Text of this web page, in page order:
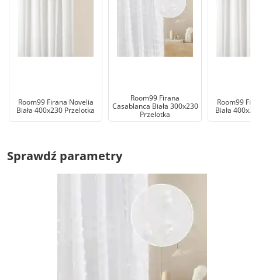
Room99 Firana Novelia
Biała 400x230 Przelotka
Room99 Firana
Casablanca Biała 300x230
Przelotka
Room99
Biała
Sprawdź parametry